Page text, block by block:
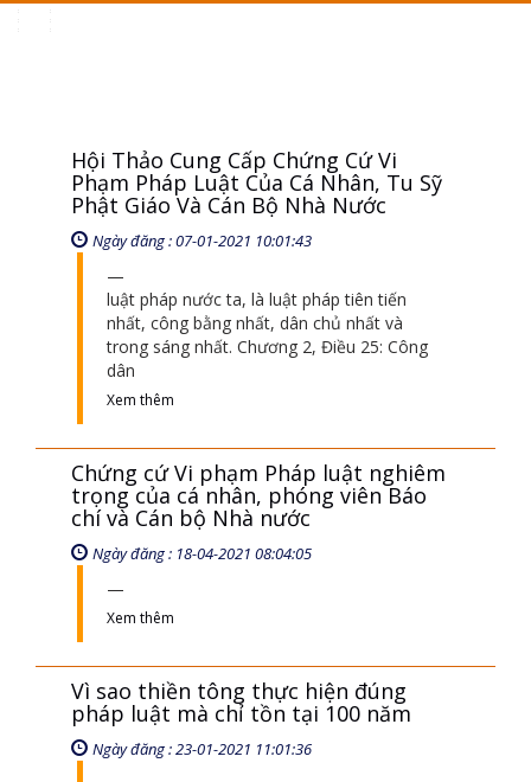
Hội Thảo Cung Cấp Chứng Cứ Vi
Phạm Pháp Luật Của Cá Nhân, Tu Sỹ
Phật Giáo Và Cán Bộ Nhà Nước
Ngày đăng : 07-01-2021 10:01:43
luật pháp nước ta, là luật pháp tiên tiến
nhất, công bằng nhất, dân chủ nhất và
trong sáng nhất. Chương 2, Điều 25: Công
dân
Xem thêm
Chứng cứ Vi phạm Pháp luật nghiêm
trọng của cá nhân, phóng viên Báo
chí và Cán bộ Nhà nước
Ngày đăng : 18-04-2021 08:04:05
Xem thêm
Vì sao thiền tông thực hiện đúng
pháp luật mà chỉ tồn tại 100 năm
Ngày đăng : 23-01-2021 11:01:36